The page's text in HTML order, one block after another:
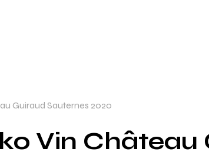
Guiraud Sauternes 2020
Vin Château